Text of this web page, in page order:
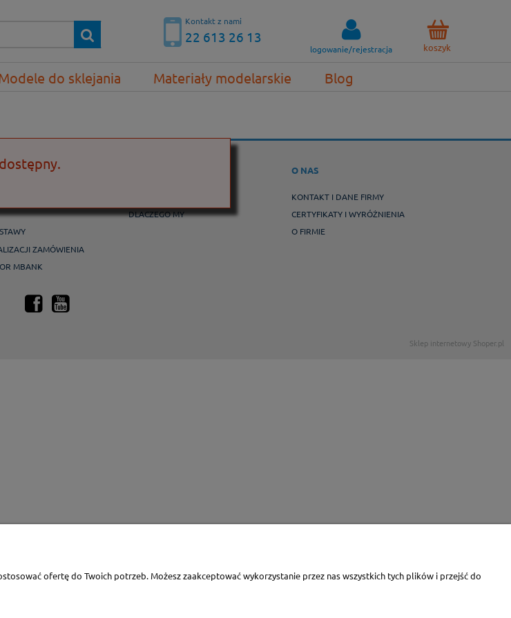
koszyk
logowanie/rejestracja
Kontakt z nami
22 613 26 13
do sklejania Materiały modelarskie Blog
I DOSTAWA
ZAMÓWIENIA
MBANK
DLACZEGO MY
O NAS
KONTAKT I DANE FIRMY
CERTYFIKATY I WYRÓŻNIENIA
O FIRMIE
Sklep internetowy Shoper.pl
ofertę do Twoich potrzeb. Możesz zaakceptować wykorzystanie przez nas wszystkich tych plików i przejść do